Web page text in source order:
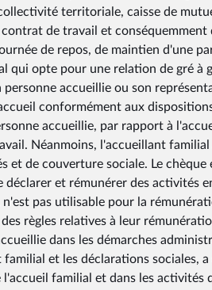
territoriale, caisse de
de travail et
de repos, de maintien d'une
qui opte pour une relation de gré
accueillie ou son
conformément aux
accueillie, par rapport à
Néanmoins, l'accueillant
et de couverture sociale. Le
et rémunérer des activités
pas utilisable pour la
règles relatives à leur
dans les démarches
et les déclarations sociales,
l'accueil familial et dans les